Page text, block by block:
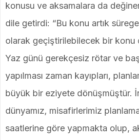
konusu ve aksamalara da
dile getirdi: “Bu konu artık
olarak geçiştirilebilecek bir konu
Yaz günü gerekçesiz rötar ve
yapılması zaman kayıpları,
büyük bir eziyete dönüşmüştür.
dünyamız, misafirlerimiz
saatlerine göre yapmakta olup,